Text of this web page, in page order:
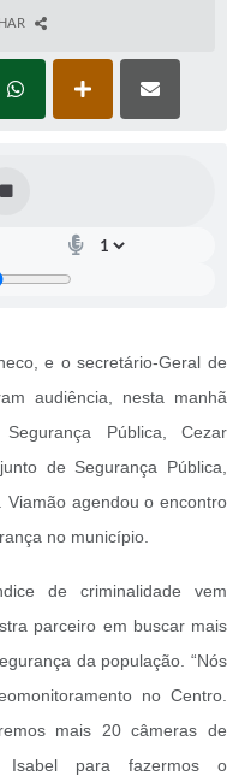
e o secretário-Geral de
audiência, nesta manhã
Pública, Cezar
de Segurança Pública,
Viamão agendou o encontro
no município.
de criminalidade vem
parceiro em buscar mais
da população. “Nós
no Centro.
mais 20 câmeras de
Isabel para fazermos o